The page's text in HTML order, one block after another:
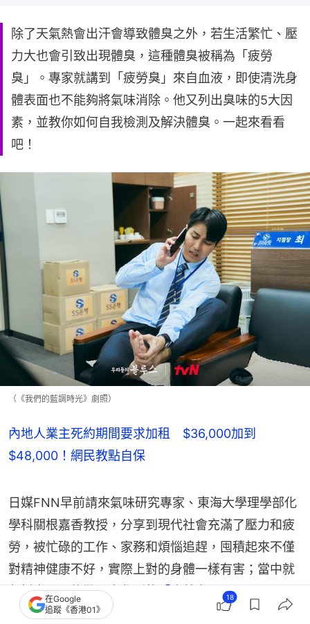
除了天氣熱會出汗會導致體臭之外，若生活繁忙、壓
力大也會引致出現體臭，這種體臭被稱為「疲勞
臭」。專家就講到「疲勞臭」來自血液，即使清洗身
體表面也不能夠將氣味消除。他又列出臭味的5大因
素，並教你如何自我檢測及解決體臭。一起來看看
吧！
（《我們的藍調時光》劇照）
內地人業主死約期間要求加租 $36,000加到
$48,000！網民教點自保
日媒FNN早前請來氣味研究專家、東海大學理學部化
學科關根嘉香教授，分享到現代社會充滿了壓力和疲
勞，被忙碌的工作、家務和煩惱追趕，囤積起來不僅
對精神健康不好，實際上對的身體一樣有害；當中就
包括自己可能難以察覺到的
。
在Google
追蹤《香港01》
18